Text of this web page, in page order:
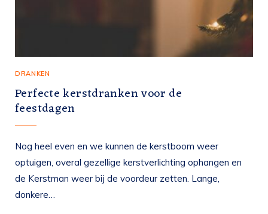
DRANKEN
Perfecte kerstdranken voor de
feestdagen
Nog heel even en we kunnen de kerstboom weer
optuigen, overal gezellige kerstverlichting ophangen en
de Kerstman weer bij de voordeur zetten. Lange,
donkere…